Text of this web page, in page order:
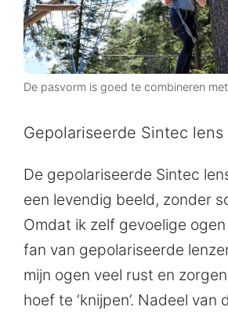
De pasvorm is goed te combineren
Gepolariseerde Sintec lens
De gepolariseerde Sintec
een levendig beeld, zonder
Omdat ik zelf gevoelige
fan van gepolariseerde
mijn ogen veel rust en
hoef te ‘knijpen’. Nadeel van